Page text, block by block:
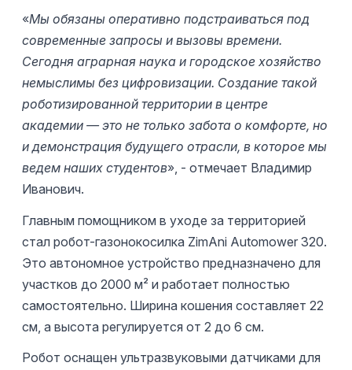
«Мы обязаны оперативно подстраиваться под
современные запросы и вызовы времени.
Сегодня аграрная наука и городское хозяйство
немыслимы без цифровизации. Создание такой
роботизированной территории в центре
академии — это не только забота о комфорте, но
и демонстрация будущего отрасли, в которое мы
ведем наших студентов», - отмечает Владимир
Иванович.
Главным помощником в уходе за территорией
стал робот-газонокосилка ZimAni Automower 320.
Это автономное устройство предназначено для
участков до 2000 м² и работает полностью
самостоятельно. Ширина кошения составляет 22
см, а высота регулируется от 2 до 6 см.
Робот оснащен ультразвуковыми датчиками для